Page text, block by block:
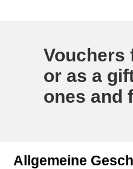
Vouchers
or as a
ones and
Allgemeine